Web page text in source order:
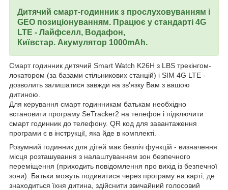
Дитячий смарт-годинник з прослуховуванням і
GEO позиціонуванням. Працює у стандарті 4G
LTE - Лайфселл, Водафон,
Київстар. Акумулятор 1000mAh.
Смарт годинник дитячий Smart Watch K26H з LBS трекінгом-
локатором (за базами стільникових станцій) і SIM 4G LTE -
дозволить залишатися завжди на зв'язку Вам з вашою
дитиною.
Для керування смарт годинникам батькам необхідно
встановити програму SeTracker2 на телефон і підключити
смарт годинник до телефону. QR код для завантаження
програми є в інструкції, яка йде в комплекті.
Розумний годинник для дітей має безліч функцій - визначення
місця розташування з налаштуванням зон безпечного
переміщення (приходить повідомлення про вихід із безпечної
зони). Батьки можуть подивитися через програму на карті, де
знаходиться їхня дитина, здійснити звичайний голосовий